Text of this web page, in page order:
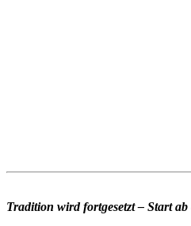
Tradition wird fortgesetzt – Start